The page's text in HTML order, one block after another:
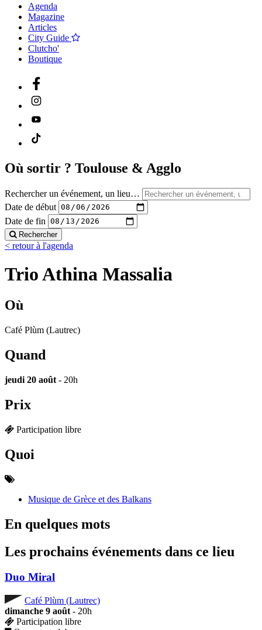
Agenda
Magazine
Articles
City Guide
Clutcho'
Boutique
Où sortir ? Toulouse & Agglo
Rechercher un événement, un lieu…
Date de début
Date de fin
Rechercher
< retour à l'agenda
Trio Athina Massalia
Où
Café Plùm (Lautrec)
Quand
jeudi 20 août - 20h
Prix
Participation libre
Quoi
Musique de Grèce et des Balkans
En quelques mots
Les prochains événements dans ce lieu
Duo Miral
Café Plùm (Lautrec)
dimanche 9 août - 20h
Participation libre